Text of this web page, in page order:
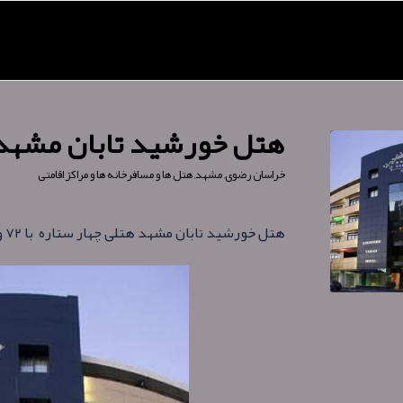
هتل خورشید تابان
خراسان رضوی,مشهد,هتل ها و مسافرخانه ها و مراکز اقامتی
هتل خورشید تابان مشهد هتلی چهار ستاره با ۷۲ واحد در چهار طبقه، در سال ۱۳۹۴ افتتاح شده است .